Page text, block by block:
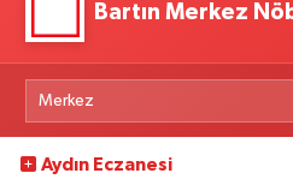
Bartın Merkez
Aydın Eczanesi